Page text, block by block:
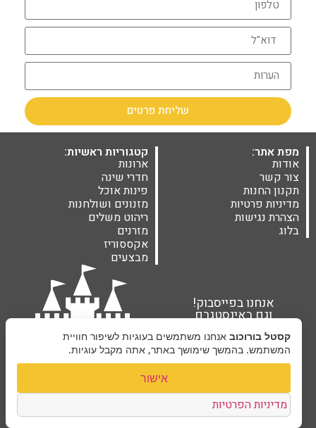
שליחת פרטים
מפת אתר:
אודות
צור קשר
תקנון החנות
מדיניות פרטיות
הצהרת נגישות
בלוג
קטגוריות ראשיות:
ארונות
חדרי שינה
פינות אוכל
מזנונים ושולחנות
ריהוט משלים
מזרנים
אקססוריז
מבצעים
אנחנו בפייסבוק!
וגם באינסטגרם
קסטל בורוכוב ©2026 | בניית אתרים Next Site
קסטל בורוכוב אנחנו משתמשים בעוגיות לשיפור חוויית
המשתמש. בהמשך שימושך באתר, אתה מקבל עוגיות.
אישור
מדיניות הפרטיות